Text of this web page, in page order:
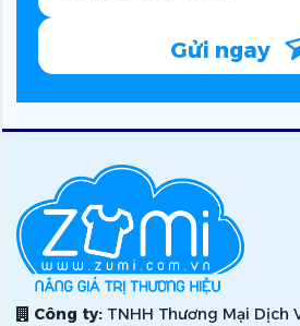
Gửi ngay
Công ty: TNHH Thương Mại Dịch